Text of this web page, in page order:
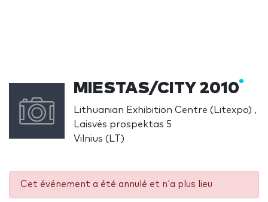
MIESTAS/CITY 2010
Lithuanian Exhibition Centre (Litexpo) ,
Laisvės prospektas 5
Vilnius (LT)
Cet événement a été annulé et n'a plus lieu